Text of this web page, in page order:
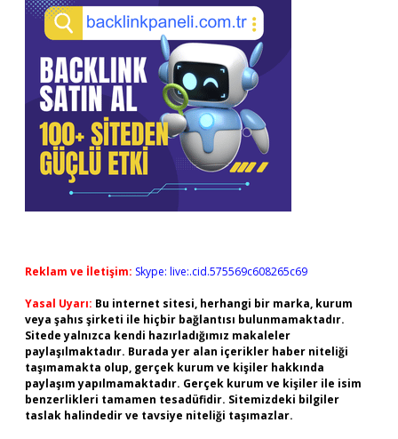
Reklam ve İletişim: Skype: live:.cid.575569c608265c69
Yasal Uyarı: Bu internet sitesi, herhangi bir marka, kurum
veya şahıs şirketi ile hiçbir bağlantısı bulunmamaktadır.
Sitede yalnızca kendi hazırladığımız makaleler
paylaşılmaktadır. Burada yer alan içerikler haber niteliği
taşımamakta olup, gerçek kurum ve kişiler hakkında
paylaşım yapılmamaktadır. Gerçek kurum ve kişiler ile isim
benzerlikleri tamamen tesadüfidir. Sitemizdeki bilgiler
taslak halindedir ve tavsiye niteliği taşımazlar.